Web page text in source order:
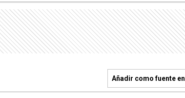
Añadir como fuente en